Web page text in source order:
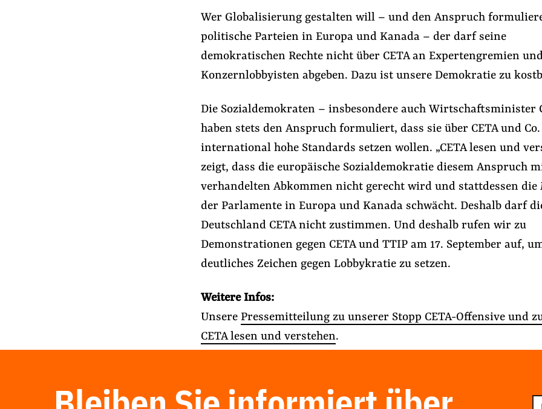
Wer Globalisierung gestalten will – und den Anspruch
politische Parteien in Europa und Kanada – der darf seine
demokratischen Rechte nicht über CETA an Expertengremien
Konzernlobbyisten abgeben. Dazu ist unsere Demokratie zu
Die Sozialdemokraten – insbesondere auch Wirtschaftsminister
haben stets den Anspruch formuliert, dass sie über CETA und Co.
international hohe Standards setzen wollen. „CETA lesen und
zeigt, dass die europäische Sozialdemokratie diesem Anspruch
verhandelten Abkommen nicht gerecht wird und stattdessen die
der Parlamente in Europa und Kanada schwächt. Deshalb darf
Deutschland CETA nicht zustimmen. Und deshalb rufen wir zu
Demonstrationen gegen CETA und TTIP am 17. September auf,
deutliches Zeichen gegen Lobbykratie zu setzen.
Weitere Infos:
Unsere Pressemitteilung zu unserer Stopp CETA-Offensive und
CETA lesen und verstehen.